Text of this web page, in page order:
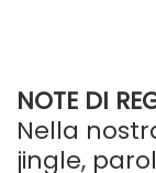
NOTE DI
Nella
jingle,